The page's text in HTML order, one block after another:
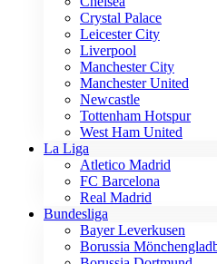
Crystal Palace
Leicester City
Liverpool
Manchester City
Manchester United
Newcastle
Tottenham Hotspur
West Ham United
La Liga
Atletico Madrid
FC Barcelona
Real Madrid
Bundesliga
Bayer Leverkusen
Borussia